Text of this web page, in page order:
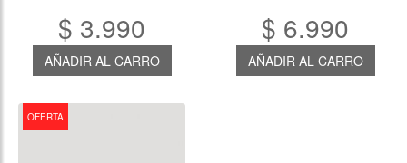
$ 3.990
AÑADIR AL CARRO
$ 6.990
AÑADIR AL CARRO
OFERTA